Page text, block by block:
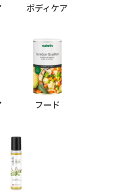
ボディケア
フード